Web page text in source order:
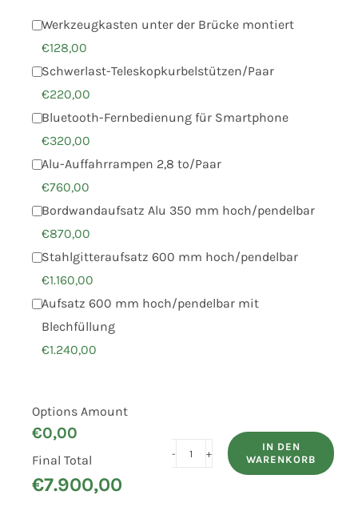
Werkzeugkasten unter der Brücke montiert
€128,00
Schwerlast-Teleskopkurbelstützen/Paar
€220,00
Bluetooth-Fernbedienung für Smartphone
€320,00
Alu-Auffahrrampen 2,8 to/Paar
€760,00
Bordwandaufsatz Alu 350 mm hoch/pendelbar
€870,00
Stahlgitteraufsatz 600 mm hoch/pendelbar
€1.160,00
Aufsatz 600 mm hoch/pendelbar mit
Blechfüllung
€1.240,00
Options Amount
€0,00
Final Total
€7.900,00
HUMBAUR
IN DEN
WARENKORB